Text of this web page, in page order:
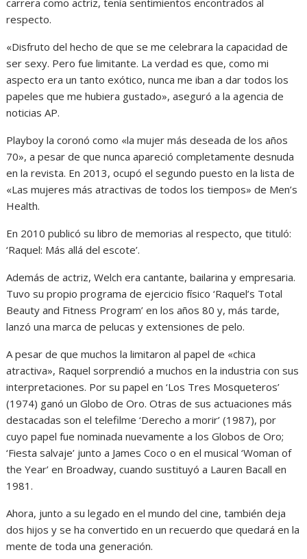
carrera como actriz, tenía sentimientos encontrados al
respecto.
«Disfruto del hecho de que se me celebrara la capacidad de
ser sexy. Pero fue limitante. La verdad es que, como mi
aspecto era un tanto exótico, nunca me iban a dar todos los
papeles que me hubiera gustado», aseguró a la agencia de
noticias AP.
Playboy la coronó como «la mujer más deseada de los años
70», a pesar de que nunca apareció completamente desnuda
en la revista. En 2013, ocupó el segundo puesto en la lista de
«Las mujeres más atractivas de todos los tiempos» de Men’s
Health.
En 2010 publicó su libro de memorias al respecto, que tituló:
‘Raquel: Más allá del escote’.
Además de actriz, Welch era cantante, bailarina y empresaria.
Tuvo su propio programa de ejercicio físico ‘Raquel’s Total
Beauty and Fitness Program’ en los años 80 y, más tarde,
lanzó una marca de pelucas y extensiones de pelo.
A pesar de que muchos la limitaron al papel de «chica
atractiva», Raquel sorprendió a muchos en la industria con sus
interpretaciones. Por su papel en ‘Los Tres Mosqueteros’
(1974) ganó un Globo de Oro. Otras de sus actuaciones más
destacadas son el telefilme ‘Derecho a morir’ (1987), por
cuyo papel fue nominada nuevamente a los Globos de Oro;
‘Fiesta salvaje’ junto a James Coco o en el musical ‘Woman of
the Year’ en Broadway, cuando sustituyó a Lauren Bacall en
1981.
Ahora, junto a su legado en el mundo del cine, también deja
dos hijos y se ha convertido en un recuerdo que quedará en la
mente de toda una generación.